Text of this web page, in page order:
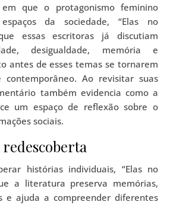
que o protagonismo feminino
da sociedade, “Elas no
essas escritoras já discutiam
desigualdade, memória e
antes de esses temas se tornarem
Ao revisitar suas
também evidencia como a
um espaço de reflexão sobre o
sociais.
histórias individuais, “Elas no
a literatura preserva memórias,
e ajuda a compreender diferentes